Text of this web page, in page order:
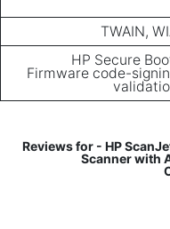
TWAIN,
HP Secure
Firmware code-
Reviews for - HP
Scanner with